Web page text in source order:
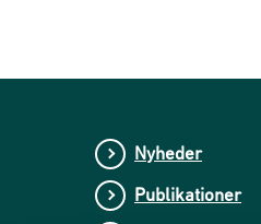
Nyheder
Publikationer